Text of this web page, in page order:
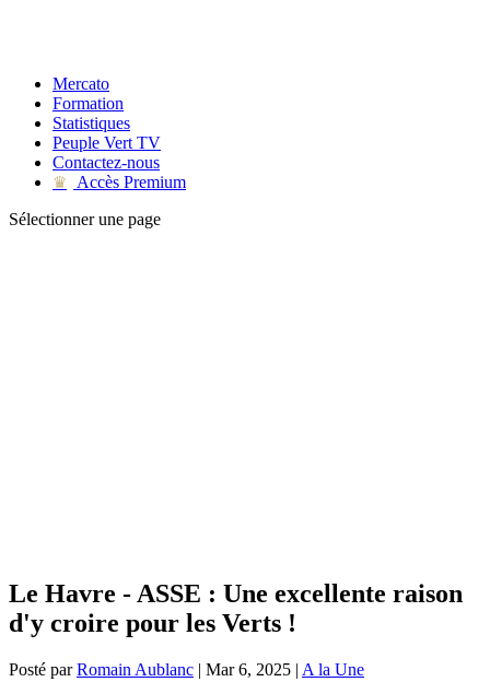
Mercato
Formation
Statistiques
Peuple Vert TV
Contactez-nous
♛
Accès Premium
Sélectionner une page
Le Havre - ASSE : Une excellente raison
d'y croire pour les Verts !
Posté parRomain Aublanc | Mar 6, 2025 | A la Une